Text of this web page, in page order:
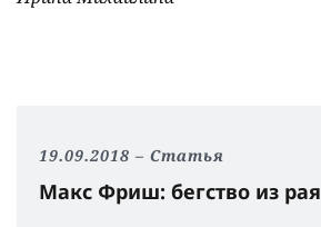
19.09.2018 Статья
Макс Фриш: бегство из рая